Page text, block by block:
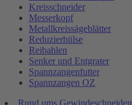
Kreisschneider
Messerkopf
Metallkreissägeblätter
Reduzierhülse
Reibahlen
Senker und Entgrater
Spannzangenfutter
Spannzangen OZ
Rund ums Gewindeschneiden